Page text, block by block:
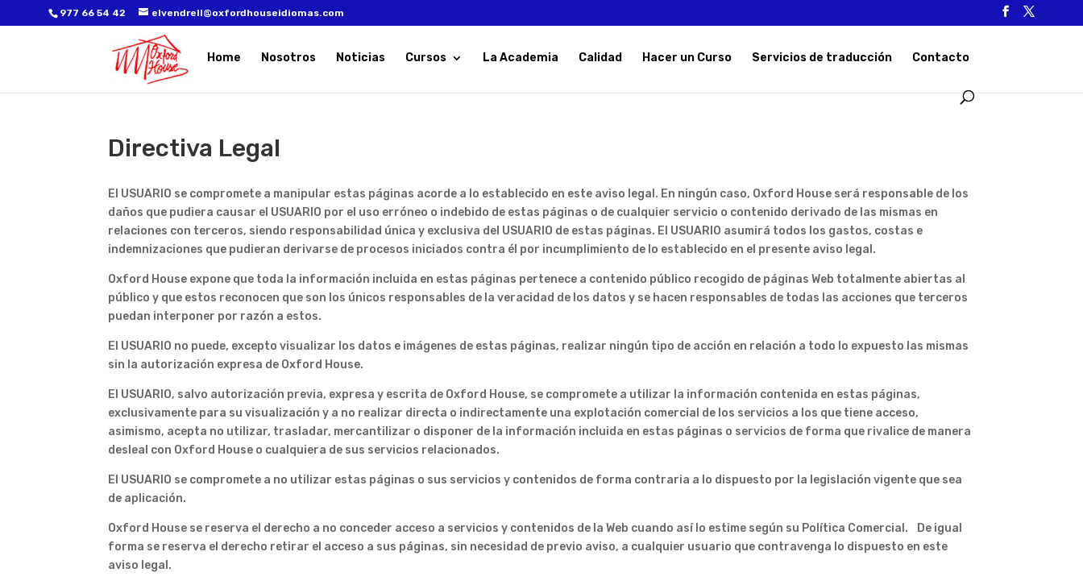
977 66 54 42 elvendrell@oxfordhouseidiomas.com
Home Nosotros Noticias Cursos La Academia Calidad Hacer un Curso Servicios de traducción Contacto
Directiva Legal
El USUARIO se compromete a manipular estas páginas acorde a lo establecido en este aviso legal. En ningún caso, Oxford House será responsable de los
daños que pudiera causar el USUARIO por el uso erróneo o indebido de estas páginas o de cualquier servicio o contenido derivado de las mismas en
relaciones con terceros, siendo responsabilidad única y exclusiva del USUARIO de estas páginas. El USUARIO asumirá todos los gastos, costas e
indemnizaciones que pudieran derivarse de procesos iniciados contra él por incumplimiento de lo establecido en el presente aviso legal.
Oxford House expone que toda la información incluida en estas páginas pertenece a contenido público recogido de páginas Web totalmente abiertas al
público y que estos reconocen que son los únicos responsables de la veracidad de los datos y se hacen responsables de todas las acciones que terceros
puedan interponer por razón a estos.
El USUARIO no puede, excepto visualizar los datos e imágenes de estas páginas, realizar ningún tipo de acción en relación a todo lo expuesto las mismas
sin la autorización expresa de Oxford House.
El USUARIO, salvo autorización previa, expresa y escrita de Oxford House, se compromete a utilizar la información contenida en estas páginas,
exclusivamente para su visualización y a no realizar directa o indirectamente una explotación comercial de los servicios a los que tiene acceso,
asimismo, acepta no utilizar, trasladar, mercantilizar o disponer de la información incluida en estas páginas o servicios de forma que rivalice de manera
desleal con Oxford House o cualquiera de sus servicios relacionados.
El USUARIO se compromete a no utilizar estas páginas o sus servicios y contenidos de forma contraria a lo dispuesto por la legislación vigente que sea
de aplicación.
Oxford House se reserva el derecho a no conceder acceso a servicios y contenidos de la Web cuando así lo estime según su Política Comercial. De igual
forma se reserva el derecho retirar el acceso a sus páginas, sin necesidad de previo aviso, a cualquier usuario que contravenga lo dispuesto en este
aviso legal.